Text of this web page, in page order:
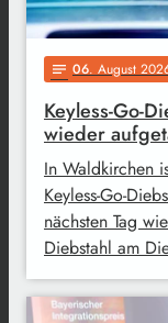
notes 06. August
Keyless-Go-
wieder
In Waldkirchen
Keyless-Go-
nächsten Tag
Diebstahl am